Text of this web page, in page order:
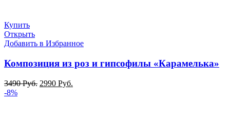
Купить
Открыть
Добавить в Избранное
Композиция из роз и гипсофилы «Карамелька»
3490Руб. 2990 Руб.
-8%